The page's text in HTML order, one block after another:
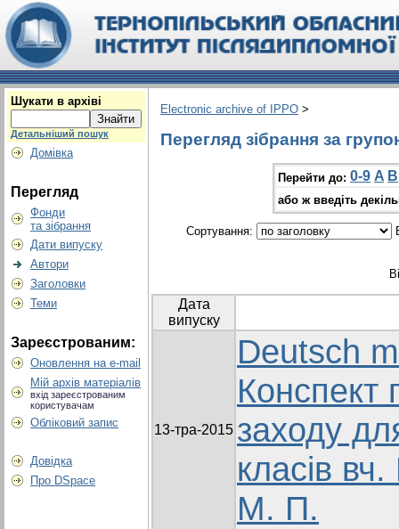
Шукати в архіві
Детальніший пошук
Домівка
Перегляд
Фонди
та зібрання
Дати випуску
Автори
Заголовки
Теми
Зареєстрованим:
Оновлення на e-mail
Мій архів матеріалів
вхід зареєстрованим
користувачам
Обліковий запис
Довідка
Про DSpace
Electronic archive of IPPO >
Перегляд зібрання за
Перейти до: 0-9 A B
або ж введіть
Сортування:
Дата
випуску
13-тра-2015
Deutsch
Конспект
заходу
класів
М. П.